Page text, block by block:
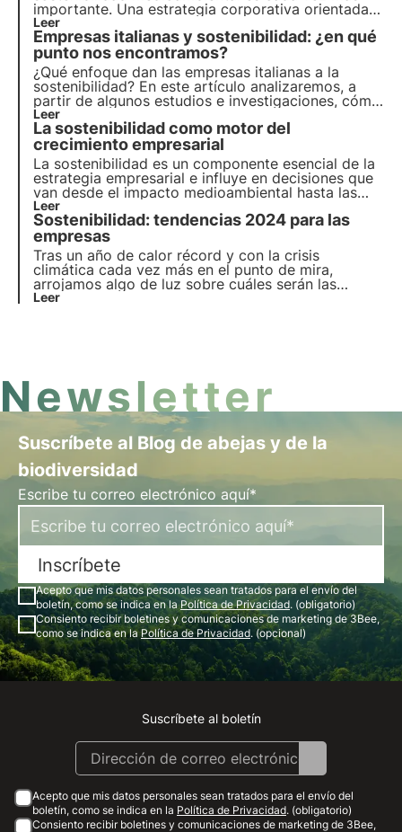
importante. Una estrategia corporativa orientada a
la transición ecológica no es una opción, sino una
necesidad. Veamos cómo hacerla propia para
crecer e impulsar la economía.
Leer
Empresas italianas y sostenibilidad: ¿en qué
punto nos encontramos?
¿Qué enfoque dan las empresas italianas a la
sostenibilidad? En este artículo analizaremos, a
partir de algunos estudios e investigaciones, cómo
la sostenibilidad se está convirtiendo en una
palanca empresarial estratégica que ayuda a
gestionar los riesgos y reducir los costes.
Leer
La sostenibilidad como motor del
crecimiento empresarial
La sostenibilidad es un componente esencial de la
estrategia empresarial e influye en decisiones que
van desde el impacto medioambiental hasta las
políticas sociales. Este artículo explora el papel de
la sostenibilidad en el panorama económico, con
referencia a las tendencias emergentes entre los
consumidores y las empresas italianas.
Leer
Sostenibilidad: tendencias 2024 para las
empresas
Tras un año de calor récord y con la crisis
climática cada vez más en el punto de mira,
arrojamos algo de luz sobre cuáles serán las
tendencias de sostenibilidad para el mundo
Leer
Newsletter
Suscríbete al Blog de abejas y de la
biodiversidad
Escribe tu correo electrónico aquí*
Inscríbete
Acepto que mis datos personales sean tratados para el envío del
boletín, como se indica en laPolítica de Privacidad. (obligatorio)
Consiento recibir boletines y comunicaciones de marketing de 3Bee,
como se indica en laPolítica de Privacidad. (opcional)
Instagram
Facebook
Linkedin
Youtube
Suscríbete al boletín
Acepto que mis datos personales sean tratados para el envío del
boletín, como se indica en la Política de Privacidad. (obligatorio)
Consiento recibir boletines y comunicaciones de marketing de 3Bee,